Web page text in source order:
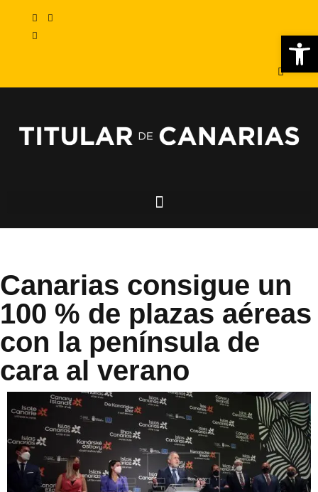
Canarias consigue un
100 % de plazas aéreas
con la península de
cara al verano